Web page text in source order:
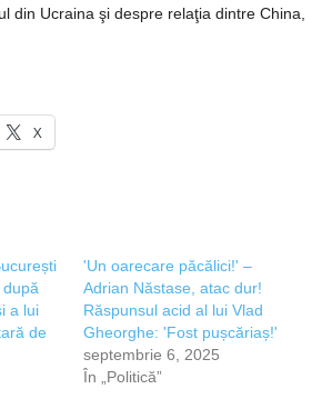
din Ucraina şi despre relaţia dintre China,
X
a lui
de
'Un oarecare păcălici!' –
Adrian Năstase, atac dur!
Răspunsul acid al lui Vlad
Gheorghe: 'Fost pușcăriaș!'
septembrie 6, 2025
În „Politică”